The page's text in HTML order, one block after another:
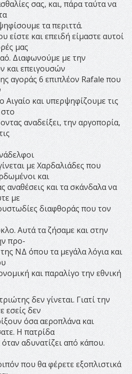
σας, και, πάρα ταύτα να
τα περιττά.
είστε και επειδή είμαστε αυτοί
μας
Διαφωνούμε με την
και επειγουσών
αγοράς 6 επιπλέον Rafale που
Αιγαίο και υπερψηφίζουμε τις
αναδείξει, την αργοπορία,
με Χαρδαλιάδες που
και
αναθέσεις και τα σκάνδαλα να
με
διαφθοράς που τον
Αυτά τα ζήσαμε και στην
προ-
ΝΔ όπου τα μεγάλα λόγια και
και παραλίγο την εθνική
δεν γίνεται. Γιατί την
εσείς δεν
όσα αεροπλάνα και
Η πατρίδα
αδυνατίζει από κάπου.
που θα φέρετε εξοπλιστικά